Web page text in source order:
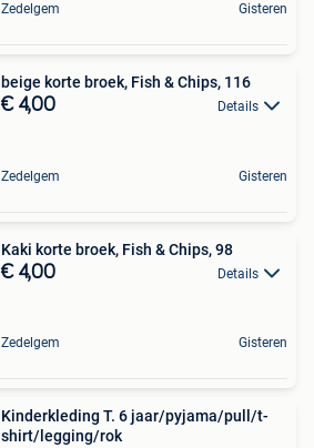
Zedelgem Gisteren
beige korte broek, Fish & Chips, 116
€ 4,00 Details
Zedelgem Gisteren
Kaki korte broek, Fish & Chips, 98
€ 4,00 Details
Zedelgem Gisteren
Kinderkleding T. 6 jaar/pyjama/pull/t-
shirt/legging/rok